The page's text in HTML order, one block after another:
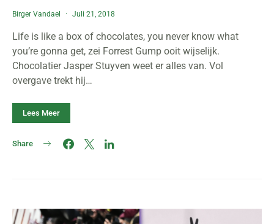
Birger Vandael Juli 21, 2018
Life is like a box of chocolates, you never know what
you’re gonna get, zei Forrest Gump ooit wijselijk.
Chocolatier Jasper Stuyven weet er alles van. Vol
overgave trekt hij…
Lees Meer
Share